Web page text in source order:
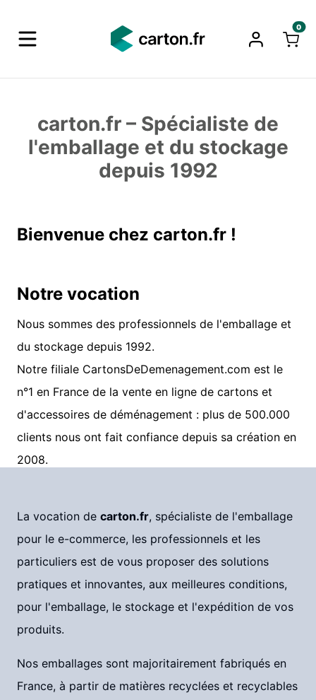
0
carton.fr – Spécialiste de
l'emballage et du stockage
depuis 1992
Bienvenue chez carton.fr !
Notre vocation
Nous sommes des professionnels de l'emballage et
du stockage depuis 1992.
Notre filiale CartonsDeDemenagement.com est le
n°1 en France de la vente en ligne de cartons et
d'accessoires de déménagement : plus de 500.000
clients nous ont fait confiance depuis sa création en
2008.
La vocation de carton.fr, spécialiste de l'emballage
pour le e-commerce, les professionnels et les
particuliers est de vous proposer des solutions
pratiques et innovantes, aux meilleures conditions,
pour l'emballage, le stockage et l'expédition de vos
produits.
Nos emballages sont majoritairement fabriqués en
France, à partir de matières recyclées et recyclables